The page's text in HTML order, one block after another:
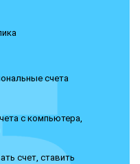
счета
с компьютера,
счет, ставить